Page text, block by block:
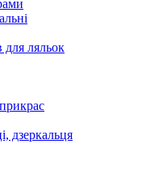
для ляльок
дзеркальця